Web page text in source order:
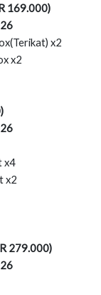
169.000)
x2
x2
x4
x2
279.000)